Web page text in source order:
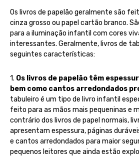
Os livros de papelão geralmente são
cinza grosso ou papel cartão branco.
para a iluminação infantil com cores
interessantes. Geralmente, livros de
seguintes características:
1. Os livros de papelão têm
bem como cantos arredondados
tabuleiro é um tipo de livro infantil
feito para as mãos mais pequeninas e
contrário dos livros de papel normais,
apresentam espessura, páginas
e cantos arredondados para maior
pequenos leitores que ainda estão